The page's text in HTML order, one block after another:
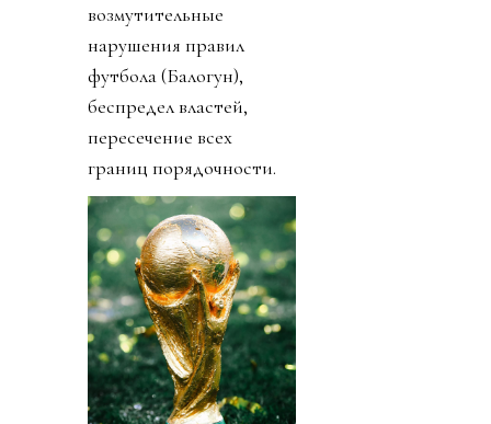
возмутительные
нарушения правил
футбола (Балогун),
беспредел властей,
пересечение всех
границ порядочности.